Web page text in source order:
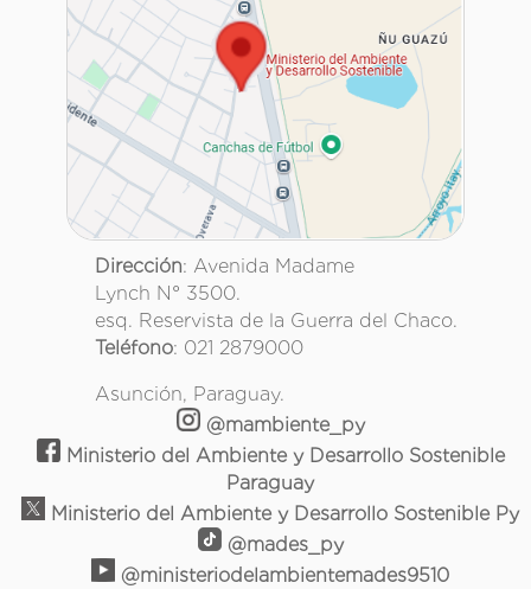
Dirección: Avenida Madame
Lynch N° 3500.
esq. Reservista de la Guerra del Chaco.
Teléfono: 021 2879000
Asunción, Paraguay.
@mambiente_py
Ministerio del Ambiente y Desarrollo Sostenible
Paraguay
Ministerio del Ambiente y Desarrollo Sostenible Py
@mades_py
@ministeriodelambientemades9510